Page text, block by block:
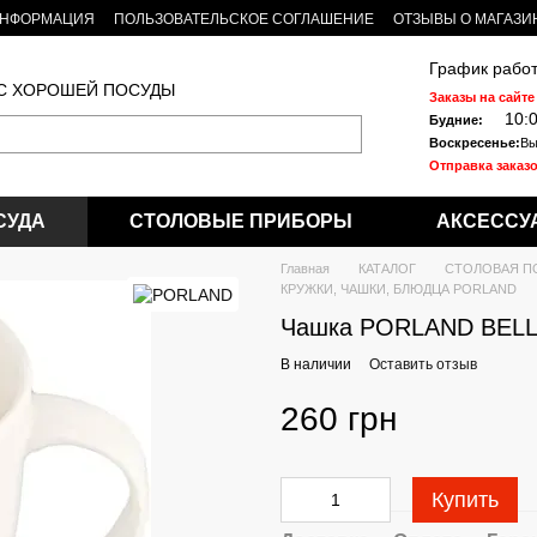
ПОЛЬЗОВАТЕЛЬСКОЕ СОГЛАШЕНИЕ
ОТЗЫВЫ О
ХОРОШЕЙ ПОСУДЫ
График
Заказы на
Будние:
Воскресенье:
Отправка
СТОЛОВЫЕ ПРИБОРЫ
Главная КАТАЛОГ
СТОЛОВАЯ
КРУЖКИ, ЧАШКИ, БЛЮДЦА PORLAND
Чашка PORLAND
В наличии Оставить отзыв
260 грн
Купить